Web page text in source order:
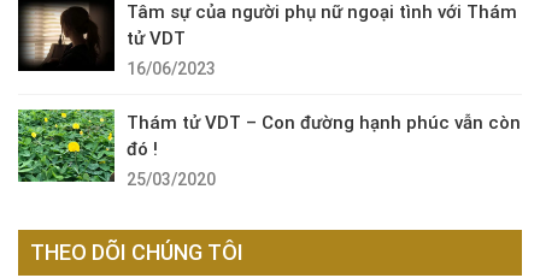
Tâm sự của người phụ nữ ngoại tình với Thám
tử VDT
16/06/2023
Thám tử VDT – Con đường hạnh phúc vẫn còn
đó !
25/03/2020
THEO DÕI CHÚNG TÔI